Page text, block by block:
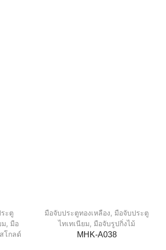
ะตู
ม, มือ
โกลด์
มือจับประตูทองเหลือง, มือจับประตู
ไทเทเนียม, มือจับรูปกิ่งไม้
MHK-A038